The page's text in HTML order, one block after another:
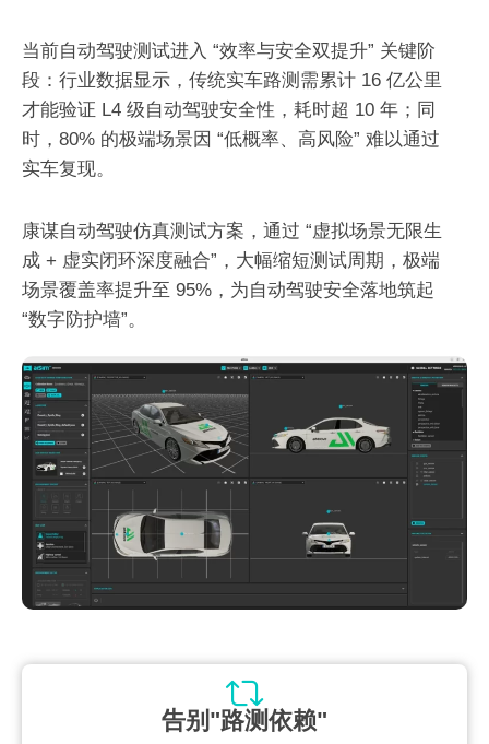
当前自动驾驶测试进入 “效率与安全双提升” 关键阶
段：行业数据显示，传统实车路测需累计 16 亿公里
才能验证 L4 级自动驾驶安全性，耗时超 10 年；同
时，80% 的极端场景因 “低概率、高风险” 难以通过
实车复现。
康谋自动驾驶仿真测试方案，通过 “虚拟场景无限生
成 + 虚实闭环深度融合”，大幅缩短测试周期，极端
场景覆盖率提升至 95%，为自动驾驶安全落地筑起
“数字防护墙”。
告别"路测依赖"